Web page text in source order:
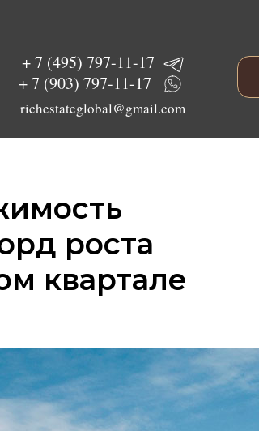
+ 7 (903) 797-11-17
+ 7 (495) 797-11-17
richestateglobal@gmail.com
роста
квартале